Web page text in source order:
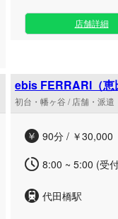
寧に解きほぐします。 都会の喧騒を忘れさせてくれ
洗練された空間は、
ら解放される贅沢な
す。 お仕事帰りやお出かけの際にも立ち寄りやすい抜
群のアクセスを誇り
ともに深いリフレッ
のメンタル＆ボディ
店舗詳細
ebis FERRARI（恵
初台・幡ヶ谷 / 店舗・派遣
90分 / ￥30,000
8:00 ~ 5:00 (受
代田橋駅